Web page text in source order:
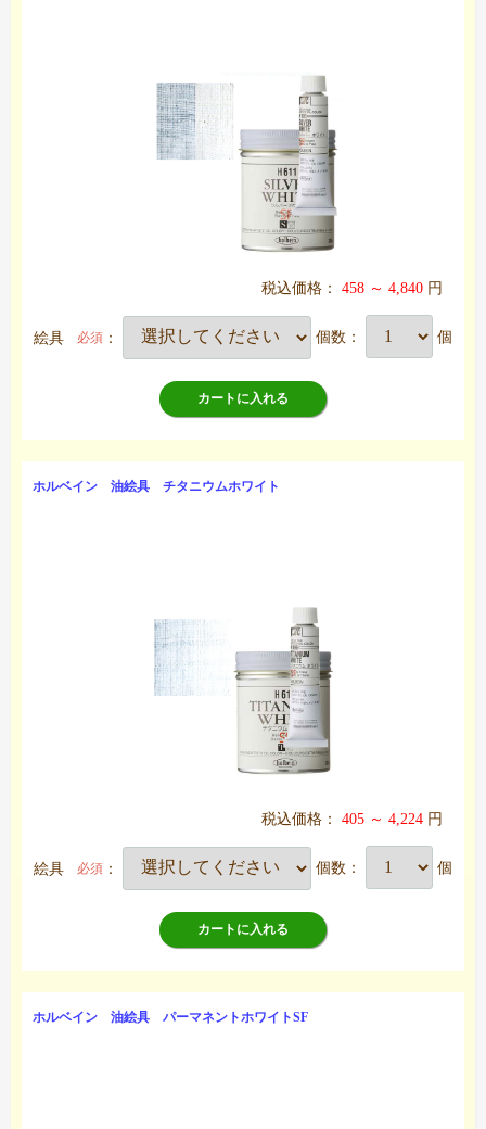
税込価格： 458 ～ 4,840 円
絵具 必須 ： 個数： 個
カートに入れる
ホルベイン 油絵具 チタニウムホワイト
税込価格： 405 ～ 4,224 円
絵具 必須 ： 個数： 個
カートに入れる
ホルベイン 油絵具 パーマネントホワイトSF